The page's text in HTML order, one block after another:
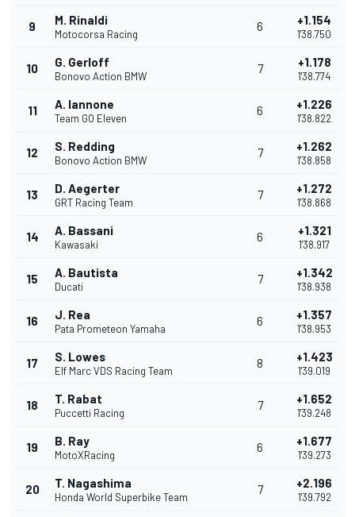
9 M. Rinaldi
Motocorsa Racing
6 +1.154
1'38.750
10 G. Gerloff
Bonovo Action BMW
7 +1.178
1'38.774
11 A. Iannone
Team GO Eleven
6 +1.226
1'38.822
12 S. Redding
Bonovo Action BMW
7 +1.262
1'38.858
13 D. Aegerter
GRT Racing Team
7 +1.272
1'38.868
14 A. Bassani
Kawasaki
6 +1.321
1'38.917
15 A. Bautista
Ducati
7 +1.342
1'38.938
16 J. Rea
Pata Prometeon Yamaha
6 +1.357
1'38.953
17 S. Lowes
Elf Marc VDS Racing Team
8 +1.423
1'39.019
18 T. Rabat
Puccetti Racing
7 +1.652
1'39.248
19 B. Ray
MotoXRacing
6 +1.677
1'39.273
20 T. Nagashima
Honda World Superbike Team
7 +2.196
1'39.792